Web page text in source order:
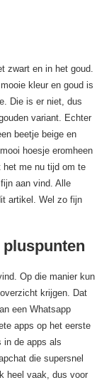
zwart en in het goud.
kleur en goud is
Die is er niet, dus
variant. Echter
beetje beige en
hoesje eromheen
het me nu tijd om te
aan vind. Alle
artikel. Wel zo fijn
pluspunten
Op die manier kun
krijgen. Dat
een Whatsapp
apps op het eerste
in de apps als
die supersnel
heel vaak, dus voor